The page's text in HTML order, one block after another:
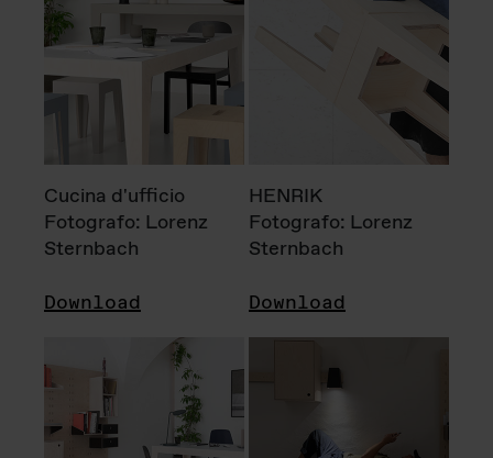
Cucina d'ufficio
Fotografo: Lorenz
Sternbach
Download
HENRIK
Fotografo: Lorenz
Sternbach
Download